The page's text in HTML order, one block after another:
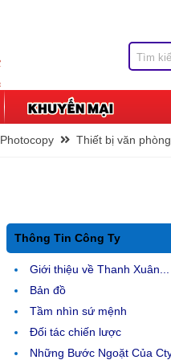
Photocopy Thiết bị văn phòng
Thông Tin Công Ty
Giới thiệu về Thanh Xuân...
Bản đồ
Tầm nhìn sứ mệnh
Đối tác chiến lược
Những Bước Ngoặt Của